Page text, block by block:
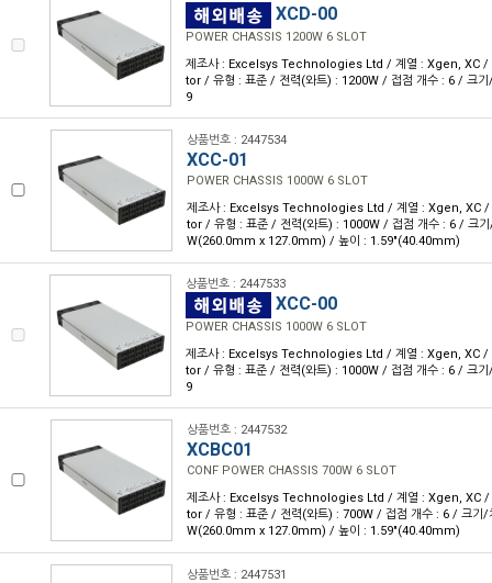
XCD-00
POWER CHASSIS 1200W 6 SLOT
제조사 : Excelsys Technologies Ltd / 계열 : Xgen, XC /
tor / 유형 : 표준 / 전력(와트) : 1200W / 접점 개수 : 6 / 크
9
상품번호 : 2447534
XCC-01
POWER CHASSIS 1000W 6 SLOT
제조사 : Excelsys Technologies Ltd / 계열 : Xgen, XC /
tor / 유형 : 표준 / 전력(와트) : 1000W / 접점 개수 : 6 / 크
W(260.0mm x 127.0mm) / 높이 : 1.59"(40.40mm)
상품번호 : 2447533
XCC-00
POWER CHASSIS 1000W 6 SLOT
제조사 : Excelsys Technologies Ltd / 계열 : Xgen, XC /
tor / 유형 : 표준 / 전력(와트) : 1000W / 접점 개수 : 6 / 크
9
상품번호 : 2447532
XCBC01
CONF POWER CHASSIS 700W 6 SLOT
제조사 : Excelsys Technologies Ltd / 계열 : Xgen, XC /
tor / 유형 : 표준 / 전력(와트) : 700W / 접점 개수 : 6 / 크기/
W(260.0mm x 127.0mm) / 높이 : 1.59"(40.40mm)
상품번호 : 2447531